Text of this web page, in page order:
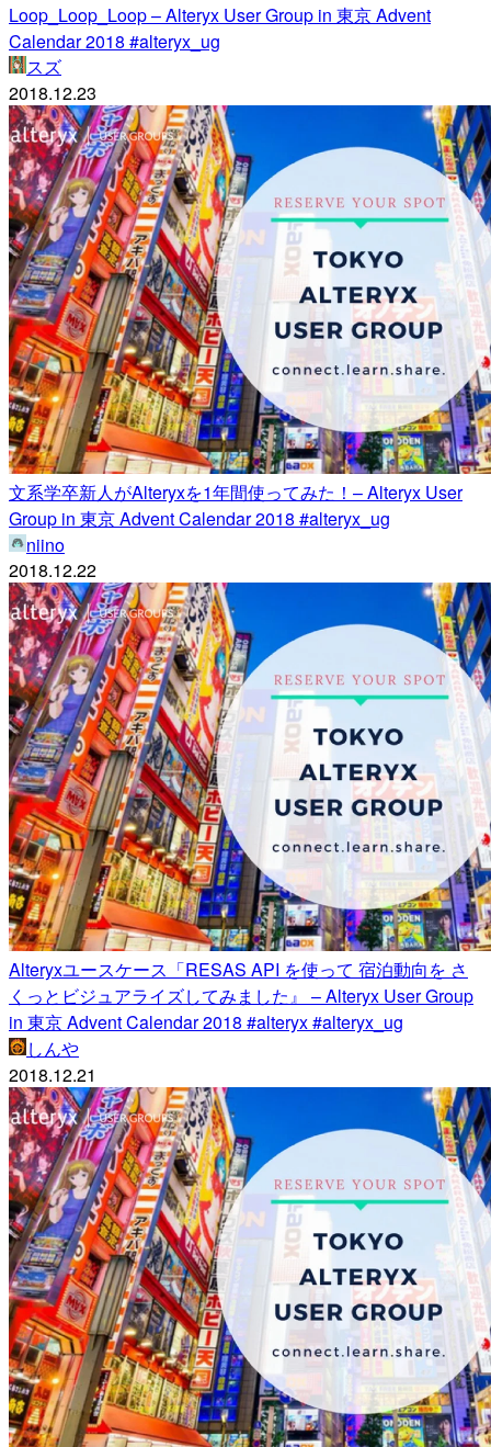
Loop_Loop_Loop – Alteryx User Group in 東京 Advent
Calendar 2018 #alteryx_ug
スズ
2018.12.23
文系学卒新人がAlteryxを1年間使ってみた！– Alteryx User
Group in 東京 Advent Calendar 2018 #alteryx_ug
niino
2018.12.22
Alteryxユースケース「RESAS API を使って 宿泊動向を さ
くっとビジュアライズしてみました』 – Alteryx User Group
in 東京 Advent Calendar 2018 #alteryx #alteryx_ug
しんや
2018.12.21